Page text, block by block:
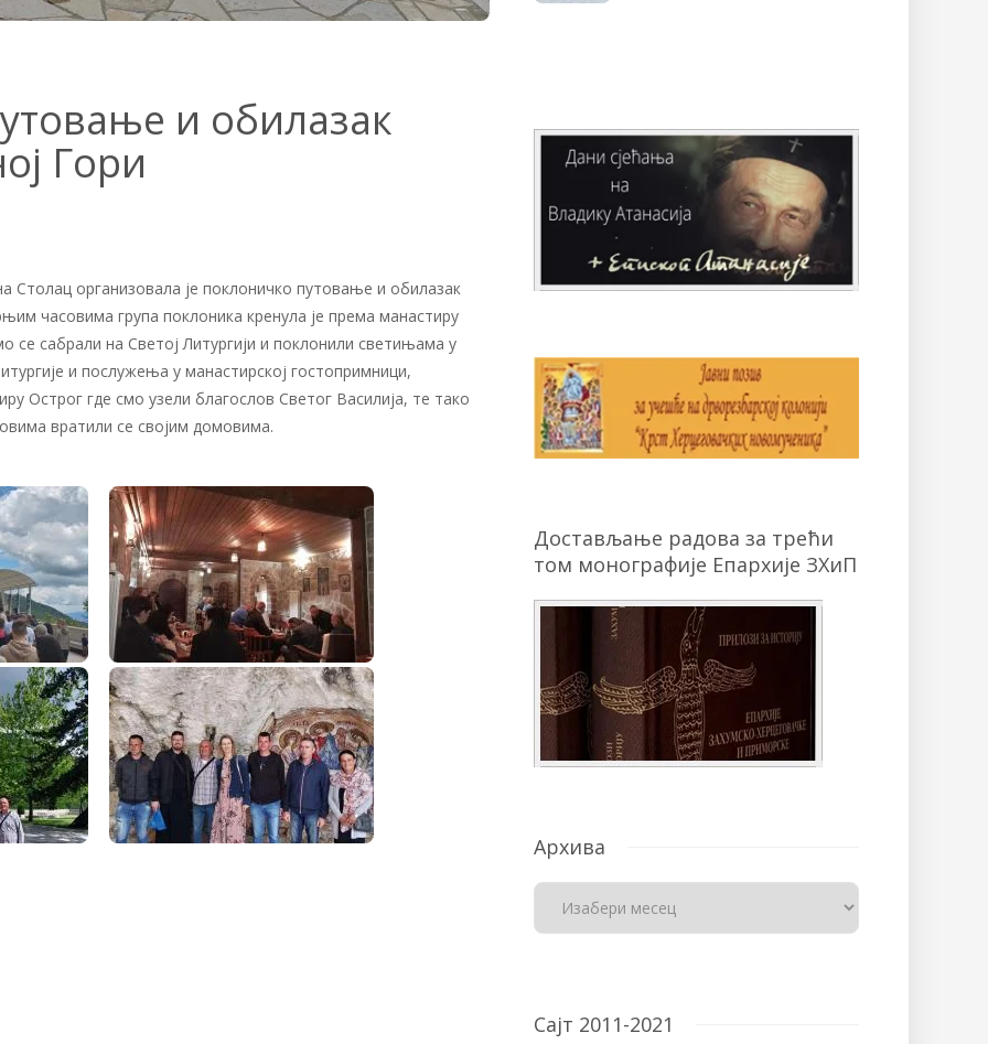
и обилазак
Гори
Столац организовала је поклоничко путовање и обилазак
часовима група поклоника кренула је према манастиру
се сабрали на Светој Литургији и поклонили светињама у
и послужења у манастирској гостопримници,
Острог где смо узели благослов Светог Василија, те тако
вратили се својим домовима.
Достављање радова за трећи
том монографије Епархије ЗХиП
Архива
Сајт 2011-2021